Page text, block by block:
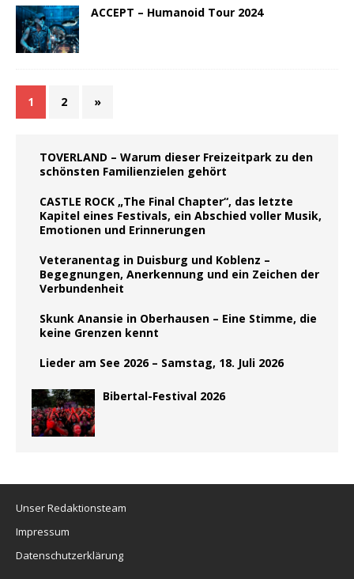
ACCEPT – Humanoid Tour 2024
1 2 »
TOVERLAND – Warum dieser Freizeitpark zu den
schönsten Familienzielen gehört
CASTLE ROCK „The Final Chapter“, das letzte
Kapitel eines Festivals, ein Abschied voller Musik,
Emotionen und Erinnerungen
Veteranentag in Duisburg und Koblenz –
Begegnungen, Anerkennung und ein Zeichen der
Verbundenheit
Skunk Anansie in Oberhausen – Eine Stimme, die
keine Grenzen kennt
Lieder am See 2026 – Samstag, 18. Juli 2026
Bibertal-Festival 2026
Unser Redaktionsteam
Impressum
Datenschutzerklärung